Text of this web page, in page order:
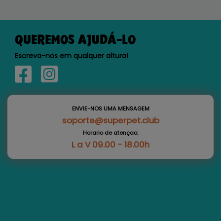
QUEREMOS AJUDÁ-LO
Escreva-nos em qualquer altura!
ENVIE-NOS UMA MENSAGEM
soporte@superpet.club
Horario de atençao:
L a V 09.00 - 18.00h